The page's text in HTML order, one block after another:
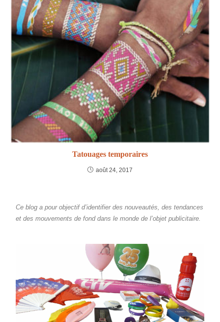
Tatouages temporaires
août 24, 2017
Ce blog a pour objectif d’identifier des nouveautés, des tendances
et des mouvements de fond dans le monde de l’objet publicitaire.